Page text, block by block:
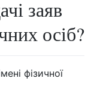
заяв
осіб?
фізичної